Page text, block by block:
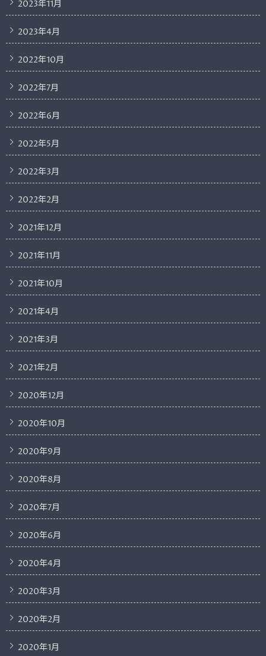
2023年11月
2023年4月
2022年10月
2022年7月
2022年6月
2022年5月
2022年3月
2022年2月
2021年12月
2021年11月
2021年10月
2021年4月
2021年3月
2021年2月
2020年12月
2020年10月
2020年9月
2020年8月
2020年7月
2020年6月
2020年4月
2020年3月
2020年2月
2020年1月